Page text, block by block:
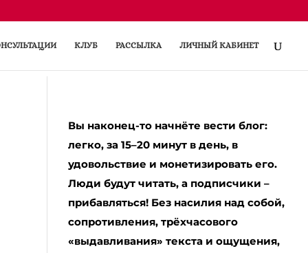
КЛУБ РАССЫЛКА ЛИЧНЫЙ КАБИНЕТ
Вы наконец-то начнёте вести блог:
легко, за 15–20 минут в день, в
удовольствие и монетизировать его.
Люди будут читать, а подписчики –
прибавляться! Без насилия над собой,
сопротивления, трёхчасового
«выдавливания» текста и ощущения,